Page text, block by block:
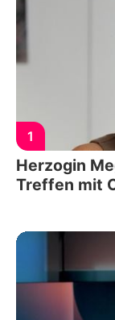
1
Herzogin
Treffen mit